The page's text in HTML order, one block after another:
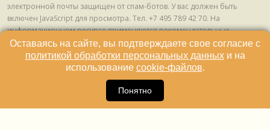
электронной почты защищен от спам-ботов. У вас должен быть
включен JavaScript для просмотра. Tел. +7 495 789 42 70. На
информационном ресурсе применяются рекомендательные
технологии (информационные технологии предоставления
информации на основе сбора, систематизации и анализа сведений,
относящихся к предпочтениям пользователей сети "Интернет",
находящихся на территории Российской Федерации) © ООО ИД
Оставаясь на сайте, вы подтверждаете свое согласие с
политикой обработки персональных данныхи на
использование cookie-файлов.
Понятно